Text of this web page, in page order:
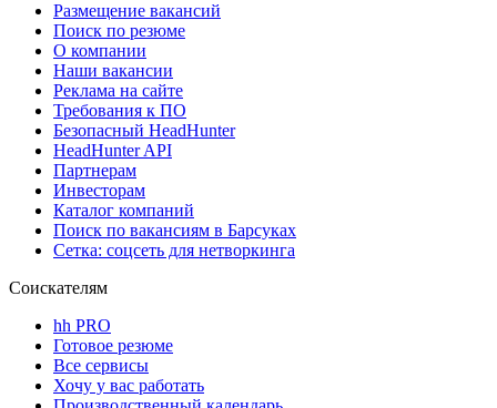
Размещение вакансий
Поиск по резюме
О компании
Наши вакансии
Реклама на сайте
Требования к ПО
Безопасный HeadHunter
HeadHunter API
Партнерам
Инвесторам
Каталог компаний
Поиск по вакансиям в Барсуках
Сетка: соцсеть для нетворкинга
Соискателям
hh PRO
Готовое резюме
Все сервисы
Хочу у вас работать